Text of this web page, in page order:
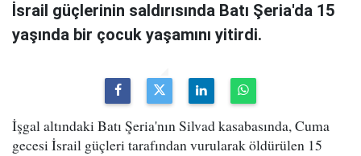
İsrail güçlerinin saldırısında Batı Şeria'da 15
yaşında bir çocuk yaşamını yitirdi.
İşgal altındaki Batı Şeria'nın Silvad kasabasında, Cuma
gecesi İsrail güçleri tarafından vurularak öldürülen 15